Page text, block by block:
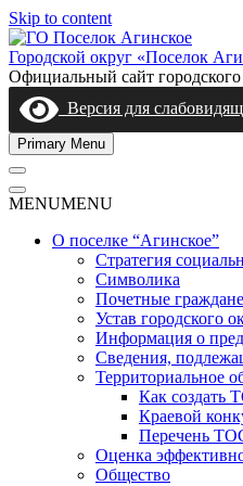
Skip to content
Городской округ «Поселок
Официальный сайт
Версия для
Primary Menu
MENUMENU
О поселке “Агинское”
Стратегия
Символика
Почетные граждане
Устав городского
Информация о
Сведения,
Территориальное
Как создать
Краевой
Перечень
Оценка
Общество